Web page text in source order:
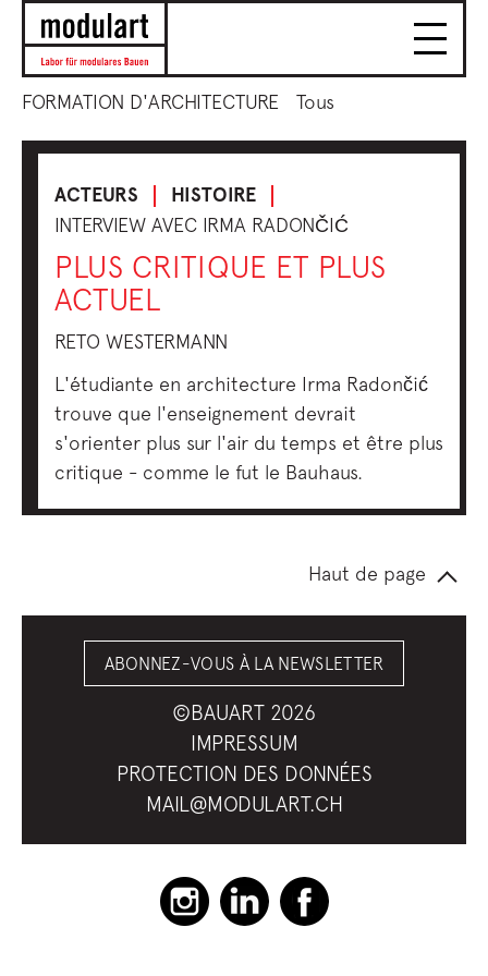
FORMATION D'ARCHITECTURE Tous
ACTEURS HISTOIRE
INTERVIEW AVEC IRMA RADONČIĆ
PLUS CRITIQUE ET PLUS
ACTUEL
RETO WESTERMANN
L'étudiante en architecture Irma Radončić
trouve que l'enseignement devrait
s'orienter plus sur l'air du temps et être plus
critique - comme le fut le Bauhaus.
Haut de page
ABONNEZ-VOUS À LA NEWSLETTER
©BAUART 2026
IMPRESSUM
PROTECTION DES DONNÉES
MAIL@MODULART.CH